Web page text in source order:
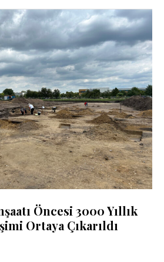
Öncesi 3000 Yıllık
Ortaya Çıkarıldı